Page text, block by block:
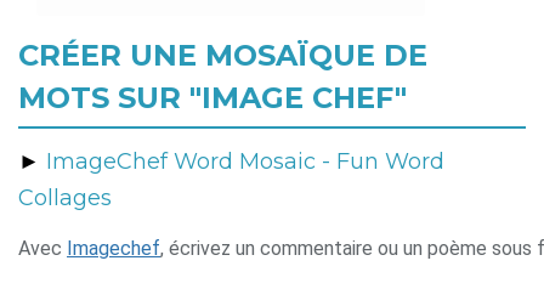
CRÉER UNE MOSAÏQUE DE
MOTS SUR "IMAGE CHEF"
► ImageChef Word Mosaic - Fun Word
Collages
Avec Imagechef, écrivez un commentaire ou un poème